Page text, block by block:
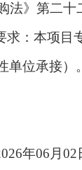
法》第二十
：本项目
位承接）。
年06月02